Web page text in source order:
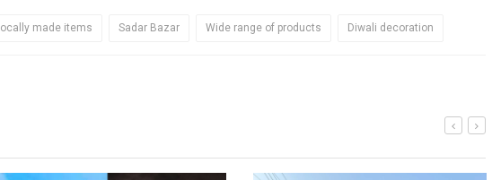
locally made items Sadar Bazar Wide range of products Diwali decoration